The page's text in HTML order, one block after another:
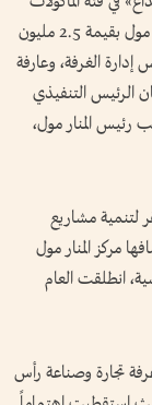
والمشروبات، والمتمثل في محل تجاري مجهز في مركز المنار مول بقيمة 2.5 مليون
الغرفة، وعارفة
الرئيس التنفيذي
رئيس المنار مول،
لتنمية مشاريع
مركز المنار مول
انطلقت العام
تجارة وصناعة رأس